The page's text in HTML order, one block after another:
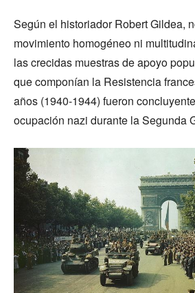
Según el historiador Robert Gildea,
movimiento homogéneo ni
las crecidas muestras de apoyo
que componían la Resistencia
años (1940-1944) fueron
ocupación nazi durante la Segunda